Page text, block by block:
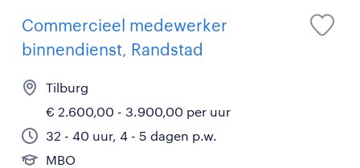
Commercieel medewerker
binnendienst, Randstad
Tilburg
€ 2.600,00 - 3.900,00 per uur
32 - 40 uur, 4 - 5 dagen p.w.
MBO